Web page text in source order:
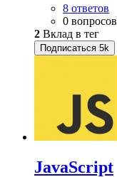
8 ответов
0 вопросов
2 Вклад в тег
Подписаться 5k
JavaScript